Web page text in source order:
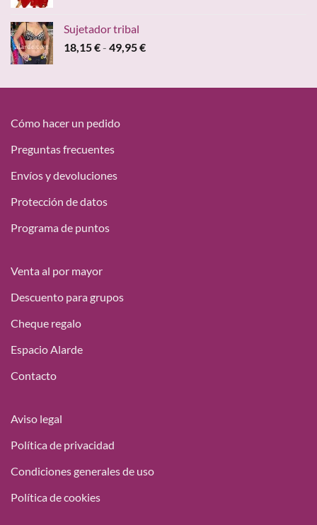
era:
47,00 €.19,95 €.
Sujetador tribal
18,15€- 49,95€Rango
desde
Cómo hacer un pedido
Preguntas frecuentes
Envíos y devoluciones
Protección de datos
Programa de puntos
Venta al por mayor
Descuento para grupos
Cheque regalo
Espacio Alarde
Contacto
Aviso legal
Política de privacidad
Condiciones generales de uso
Política de cookies